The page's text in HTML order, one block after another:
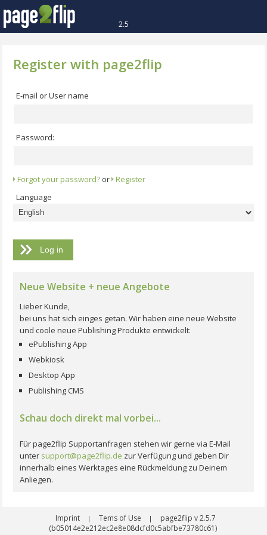
2.5
Register with page2flip
E-mail or User name
Password:
Forgot your password? or Register
Language
Neue Website + neue Angebote
Lieber Kunde,
bei uns hat sich einges getan. Wir haben eine neue Website
und coole neue Publishing Produkte entwickelt:
ePublishing App
Webkiosk
Desktop App
Publishing CMS
Schau doch direkt mal vorbei...
Für page2flip Supportanfragen stehen wir gerne via E-Mail
unter support@page2flip.de zur Verfügung und geben Dir
innerhalb eines Werktages eine Rückmeldung zu Deinem
Anliegen.
Imprint | Tems of Use |
page2flip v 2.5.7
(b05014e2e212ec2e8e08dcfd0c5abfbe73780c61)